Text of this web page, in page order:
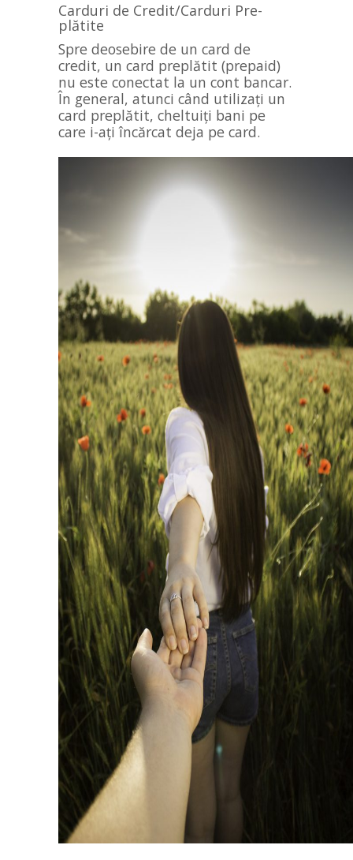
Carduri de Credit/Carduri Pre-
plătite
Spre deosebire de un card de
credit, un card preplătit (prepaid)
nu este conectat la un cont bancar.
În general, atunci când utilizați un
card preplătit, cheltuiți bani pe
care i-ați încărcat deja pe card.